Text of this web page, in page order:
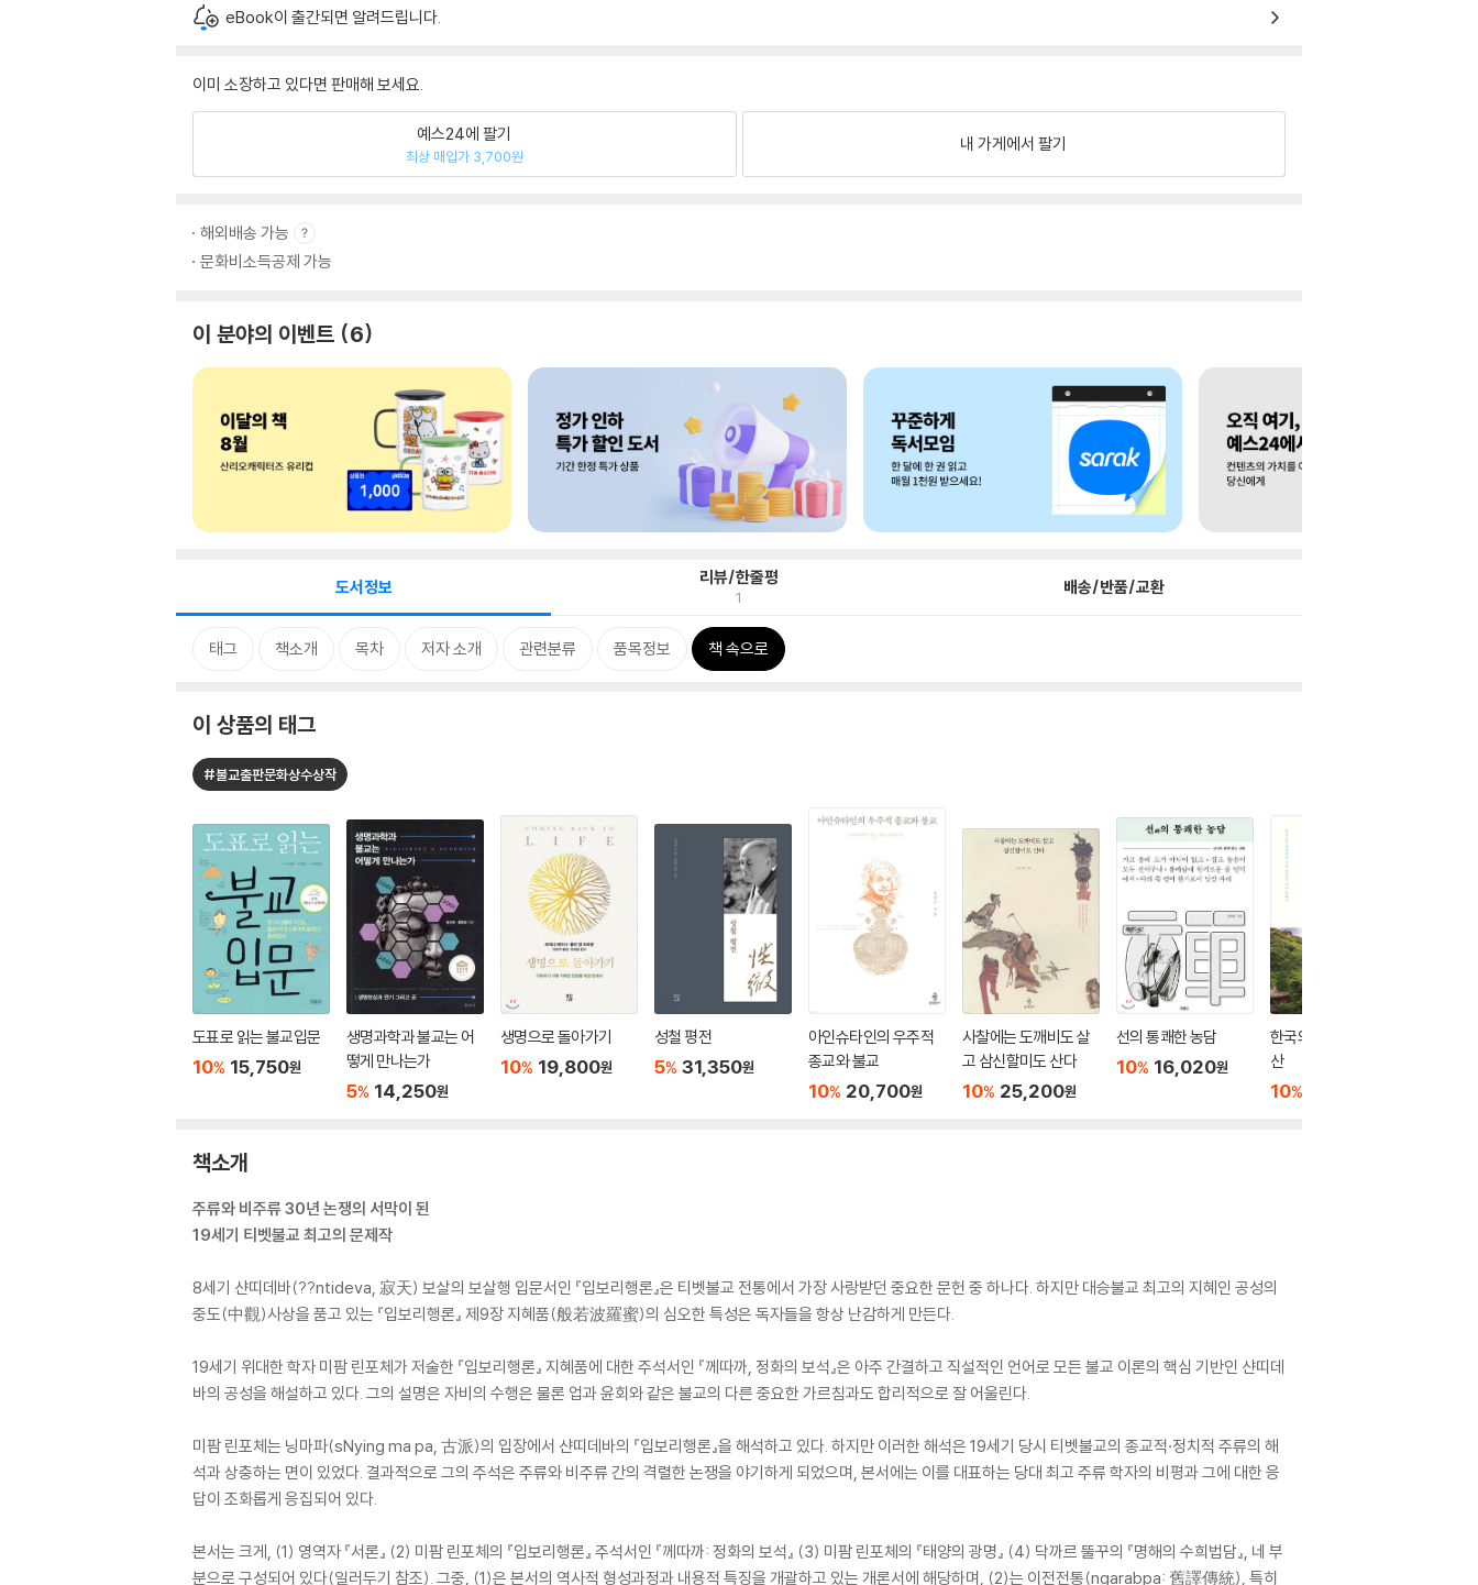
eBook이 출간되면 알려드립니다.
이미 소장하고 있다면 판매해 보세요.
예스24에 팔기
최상 매입가 3,700원
내 가게에서 팔기
해외배송 가능
문화비소득공제 가능
이 분야의 이벤트 6
도서정보 리뷰/한줄평
1 배송/반품/교환
태그 책소개 목차 저자 소개 관련분류 품목정보 책 속으로
이 상품의 태그
#불교출판문화상수상작
도표로 읽는 불교입문
10% 15,750원
생명과학과 불교는 어
떻게 만나는가
5% 14,250원
생명으로 돌아가기
10% 19,800원
성철 평전
5% 31,350원
아인슈타인의 우주적
종교와 불교
10% 20,700원
사찰에는 도깨비도 살
고 삼신할미도 산다
10% 25,200원
선의 통쾌한 농담
10% 16,020원
한국의 산사 세계의 유
산
10%
책소개
주류와 비주류 30년 논쟁의 서막이 된
19세기 티벳불교 최고의 문제작
8세기 샨띠데바(??ntideva, 寂天) 보살의 보살행 입문서인 『입보리행론』은 티벳불교 전통에서 가장 사랑받던 중요한 문헌 중 하나다. 하지만 대승불교 최고의 지혜인 공성의
중도(中觀)사상을 품고 있는 『입보리행론』 제9장 지혜품(般若波羅蜜)의 심오한 특성은 독자들을 항상 난감하게 만든다.
19세기 위대한 학자 미팜 린포체가 저술한 『입보리행론』 지혜품에 대한 주석서인 『께따까, 정화의 보석』은 아주 간결하고 직설적인 언어로 모든 불교 이론의 핵심 기반인 샨띠데
바의 공성을 해설하고 있다. 그의 설명은 자비의 수행은 물론 업과 윤회와 같은 불교의 다른 중요한 가르침과도 합리적으로 잘 어울린다.
미팜 린포체는 닝마파(sNying ma pa, 古派)의 입장에서 샨띠데바의 『입보리행론』을 해석하고 있다. 하지만 이러한 해석은 19세기 당시 티벳불교의 종교적·정치적 주류의 해
석과 상충하는 면이 있었다. 결과적으로 그의 주석은 주류와 비주류 간의 격렬한 논쟁을 야기하게 되었으며, 본서에는 이를 대표하는 당대 최고 주류 학자의 비평과 그에 대한 응
답이 조화롭게 응집되어 있다.
본서는 크게, (1) 영역자 『서론』 (2) 미팜 린포체의 『입보리행론』 주석서인 『께따까: 정화의 보석』 (3) 미팜 린포체의 『태양의 광명』 (4) 닥까르 뚤꾸의 『명해의 수희법담』, 네 부
분으로 구성되어 있다(일러두기 참조). 그중, (1)은 본서의 역사적 형성과정과 내용적 특징을 개괄하고 있는 개론서에 해당하며, (2)는 이전전통(ngarabpa: 舊譯傳統), 특히